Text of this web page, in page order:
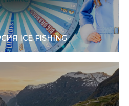
ICE FISHING